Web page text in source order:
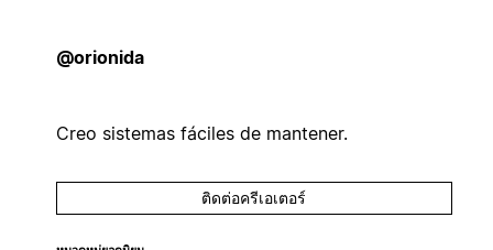
@orionida
Creo sistemas fáciles de mantener.
ติดต่อครีเอเตอร์